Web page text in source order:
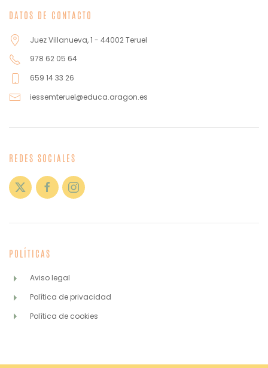
DATOS DE CONTACTO
Juez Villanueva, 1 - 44002 Teruel
978 62 05 64
659 14 33 26
iessemteruel@educa.aragon.es
REDES SOCIALES
POLÍTICAS
Aviso legal
Política de privacidad
Política de cookies